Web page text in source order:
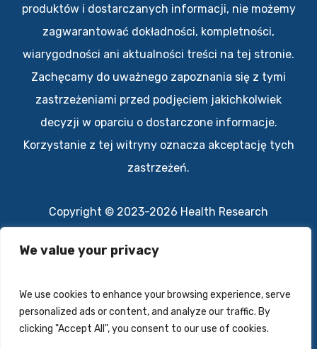
We value your privacy
We use cookies to enhance your browsing experience, serve
personalized ads or content, and analyze our traffic. By
clicking "Accept All", you consent to our use of cookies.
produktów i dostarczanych informacji, nie możemy
zagwarantować dokładności, kompletności,
wiarygodności ani aktualności treści na tej stronie.
Zachęcamy do uważnego zapoznania się z tymi
zastrzeżeniami przed podjęciem jakichkolwiek
decyzji w oparciu o dostarczone informacje.
Korzystanie z tej witryny oznacza akceptację tych
zastrzeżeń.
Copyright © 2023-2026 Health Research
Kontakt